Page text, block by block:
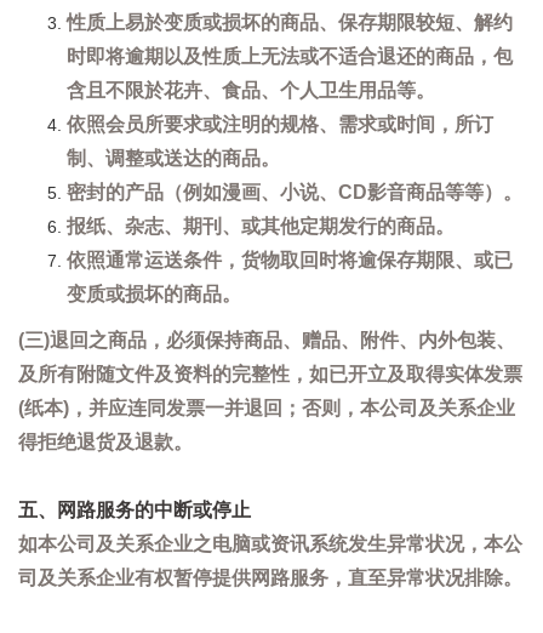
性质上易於变质或损坏的商品、保存期限较短、解约
时即将逾期以及性质上无法或不适合退还的商品，包
含且不限於花卉、食品、个人卫生用品等。
依照会员所要求或注明的规格、需求或时间，所订
制、调整或送达的商品。
密封的产品（例如漫画、小说、CD影音商品等等）。
报纸、杂志、期刊、或其他定期发行的商品。
依照通常运送条件，货物取回时将逾保存期限、或已
变质或损坏的商品。
(三)退回之商品，必须保持商品、赠品、附件、内外包装、
及所有附随文件及资料的完整性，如已开立及取得实体发票
(纸本)，并应连同发票一并退回；否则，本公司及关系企业
得拒绝退货及退款。
五、网路服务的中断或停止
如本公司及关系企业之电脑或资讯系统发生异常状况，本公
司及关系企业有权暂停提供网路服务，直至异常状况排除。